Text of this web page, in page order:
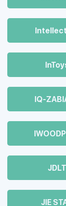
IQ-
JDLT
JIE